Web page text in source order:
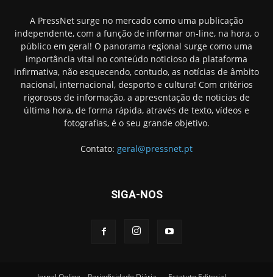
A PressNet surge no mercado como uma publicação
independente, com a função de informar on-line, na hora, o
público em geral! O panorama regional surge como uma
importância vital no conteúdo noticioso da plataforma
infirmativa, não esquecendo, contudo, as notícias de âmbito
nacional, internacional, desporto e cultura! Com critérios
rigorosos de informação, a apresentação de noticias de
última hora, de forma rápida, através de texto, vídeos e
fotografias, é o seu grande objetivo.
Contato: geral@pressnet.pt
SIGA-NOS